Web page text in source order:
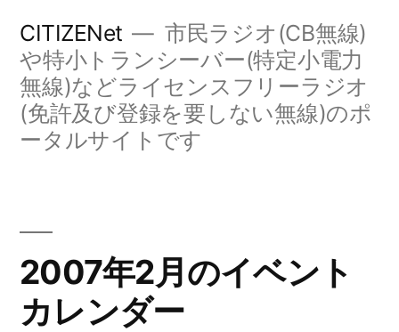
CITIZENet
市民ラジオ(CB無線)
や特小トランシーバー(特定小電力
無線)などライセンスフリーラジオ
(免許及び登録を要しない無線)のポ
ータルサイトです
2007年2月のイベント
カレンダー